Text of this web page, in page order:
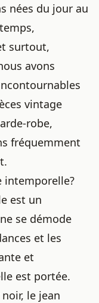
nées du jour au
surtout,
avons
vintage
robe,
fréquemment
intemporelle?
est un
se démode
et les
et
est portée.
le jean